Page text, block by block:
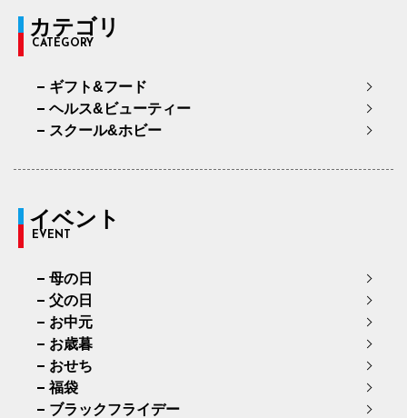
カテゴリ
CATEGORY
ギフト&フード
ヘルス&ビューティー
スクール&ホビー
イベント
EVENT
母の日
父の日
お中元
お歳暮
おせち
福袋
ブラックフライデー